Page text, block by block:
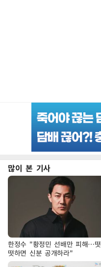
많이 본 기사
한정수 "황정민 선배만 피해…떳
떳하면 신분 공개하라"